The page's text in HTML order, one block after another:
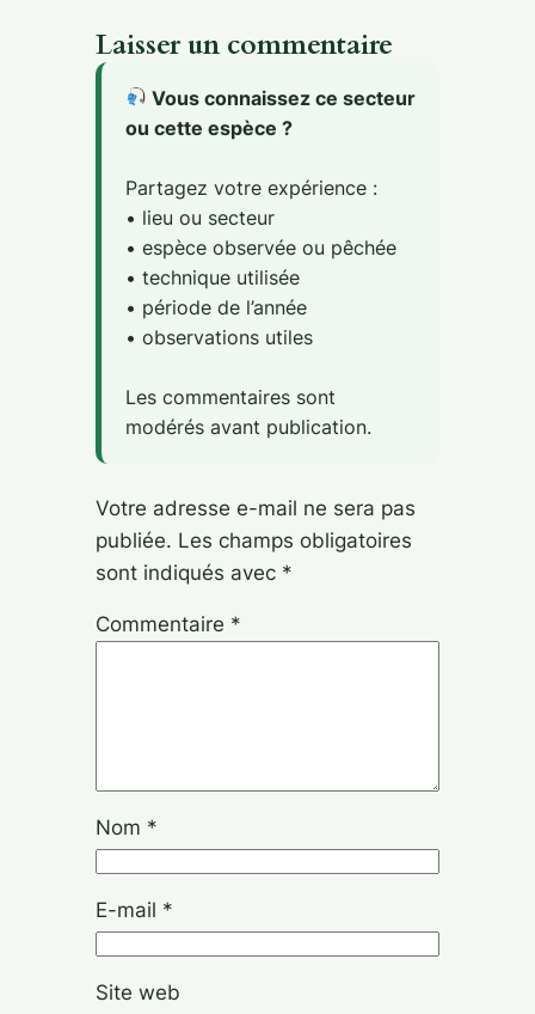
Laisser un commentaire
Vous connaissez ce secteur
ou cette espèce ?
Partagez votre expérience :
• lieu ou secteur
• espèce observée ou pêchée
• technique utilisée
• période de l’année
• observations utiles
Les commentaires sont
modérés avant publication.
Votre adresse e-mail ne sera pas
publiée. Les champs obligatoires
sont indiqués avec *
Commentaire *
Nom *
E-mail *
Site web